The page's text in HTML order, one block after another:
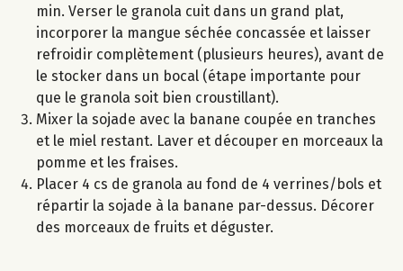
min. Verser le granola cuit dans un grand plat,
incorporer la mangue séchée concassée et laisser
refroidir complètement (plusieurs heures), avant de
le stocker dans un bocal (étape importante pour
que le granola soit bien croustillant).
Mixer la sojade avec la banane coupée en tranches
et le miel restant. Laver et découper en morceaux la
pomme et les fraises.
Placer 4 cs de granola au fond de 4 verrines/bols et
répartir la sojade à la banane par-dessus. Décorer
des morceaux de fruits et déguster.